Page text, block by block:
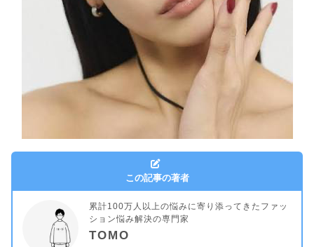
この記事の著者
累計100万人以上の悩みに寄り添ってきたファッ
ション悩み解決の専門家
TOMO